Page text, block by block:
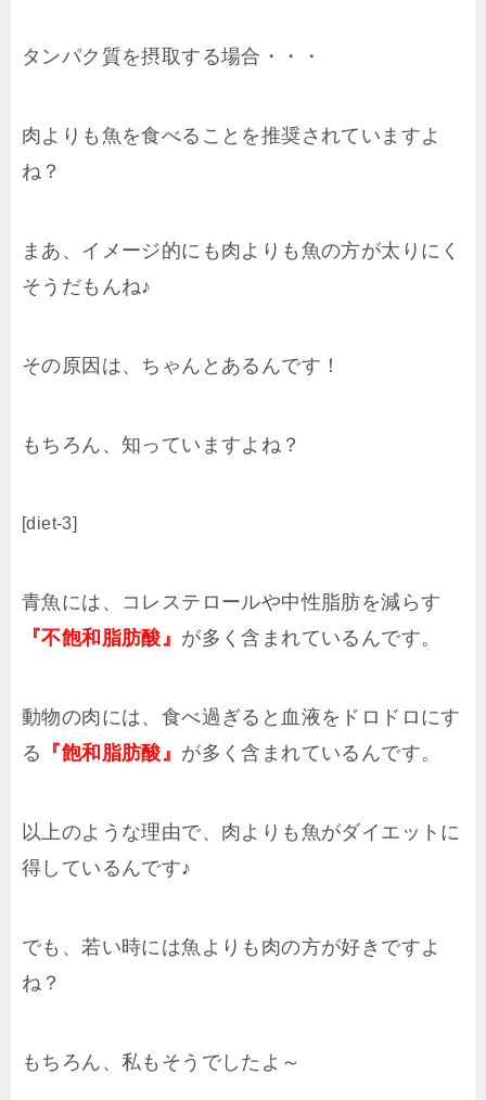
タンパク質を摂取する場合・・・
肉よりも魚を食べることを推奨されていますよ
ね？
まあ、イメージ的にも肉よりも魚の方が太りにく
そうだもんね♪
その原因は、ちゃんとあるんです！
もちろん、知っていますよね？
[diet-3]
青魚には、コレステロールや中性脂肪を減らす
『不飽和脂肪酸』 が多く含まれているんです。
動物の肉には、食べ過ぎると血液をドロドロにす
る
『飽和脂肪酸』 が多く含まれているんです。
以上のような理由で、肉よりも魚がダイエットに
得しているんです♪
でも、若い時には魚よりも肉の方が好きですよ
ね？
もちろん、私もそうでしたよ～